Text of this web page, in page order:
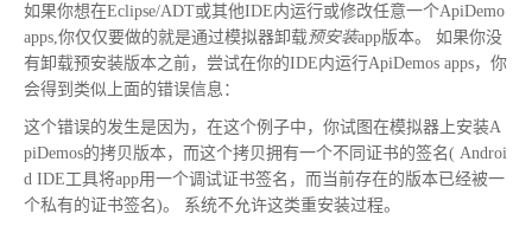
如果你想在Eclipse/ADT或其他IDE内运行或修改任意一个ApiDemo
apps,你仅仅要做的就是通过模拟器卸载预安装app版本。 如果你没
有卸载预安装版本之前，尝试在你的IDE内运行ApiDemos apps，你
会得到类似上面的错误信息：
这个错误的发生是因为，在这个例子中，你试图在模拟器上安装A
piDemos的拷贝版本，而这个拷贝拥有一个不同证书的签名( Androi
d IDE工具将app用一个调试证书签名，而当前存在的版本已经被一
个私有的证书签名)。 系统不允许这类重安装过程。